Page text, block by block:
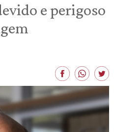
e perigoso